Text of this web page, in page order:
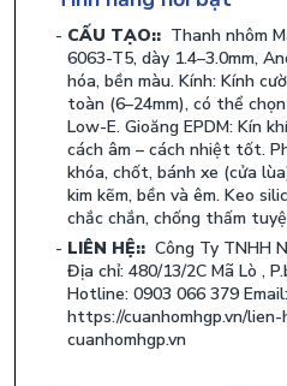
CẤU TẠO:: Thanh nhôm
6063-T5, dày 1.4–3.0mm,
hóa, bền màu. Kính: Kính
toàn (6–24mm), có thể
Low-E. Gioăng EPDM: Kín
cách âm – cách nhiệt tốt.
khóa, chốt, bánh xe (cửa
kim kẽm, bền và êm. Keo
chắc chắn, chống thấm
LIÊN HỆ:: Công Ty TNHH
Địa chỉ: 480/13/2C Mã Lò ,
Hotline: 0903 066 379 Email:
https://cuanhomhgp.vn/
cuanhomhgp.vn